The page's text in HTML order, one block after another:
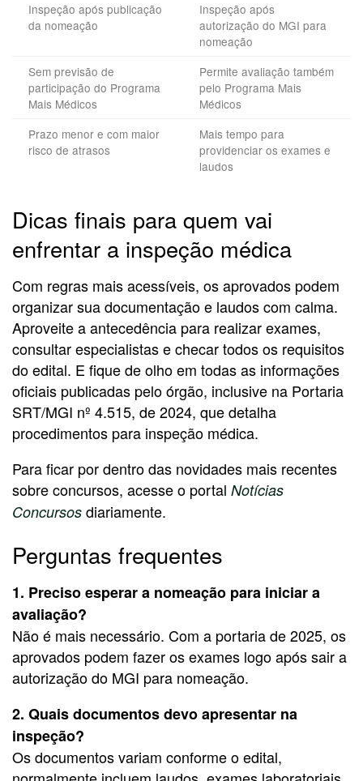
Inspeção após publicação
da nomeação
Inspeção após
autorização do MGI para
nomeação
Sem previsão de
participação do Programa
Mais Médicos
Permite avaliação também
pelo Programa Mais
Médicos
Prazo menor e com maior
risco de atrasos
Mais tempo para
providenciar os exames e
laudos
Dicas finais para quem vai
enfrentar a inspeção médica
Com regras mais acessíveis, os aprovados podem
organizar sua documentação e laudos com calma.
Aproveite a antecedência para realizar exames,
consultar especialistas e checar todos os requisitos
do edital. E fique de olho em todas as informações
oficiais publicadas pelo órgão, inclusive na Portaria
SRT/MGI nº 4.515, de 2024, que detalha
procedimentos para inspeção médica.
Para ficar por dentro das novidades mais recentes
sobre concursos, acesse o portal Notícias
Concursos diariamente.
Perguntas frequentes
1. Preciso esperar a nomeação para iniciar a
avaliação?
Não é mais necessário. Com a portaria de 2025, os
aprovados podem fazer os exames logo após sair a
autorização do MGI para nomeação.
2. Quais documentos devo apresentar na
inspeção?
Os documentos variam conforme o edital,